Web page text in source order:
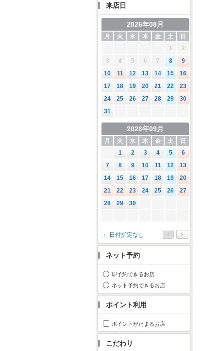
来店日
2026年08月
月 火 水 木 金 土
日
1
2
3
4 5 6 7 8
9
10
11 12 13 14 15
16
17
18 19 20 21 22
23
24
25 26 27 28 29
30
31
2026年09月
月 火 水 木 金 土
日
1
2 3 4 5
6
7
8 9 10 11 12
13
14
15 16 17 18 19
20
21
22 23 24 25 26
27
28
29 30
2026年10月
月 火 水 木 金 土
日
5
12
14 15 16
19
20 21 22 23 24
25
26
27 28 29
日付指定なし
ネット予約
即予約できるお店
ネット予約できるお店
ポイント利用
ポイントがたまるお店
こだわり